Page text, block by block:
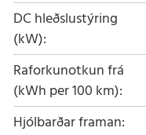
DC hleðslustýring
(kW)
Raforkunotkun frá
(kWh per 100 km)
Hjólbarðar framan